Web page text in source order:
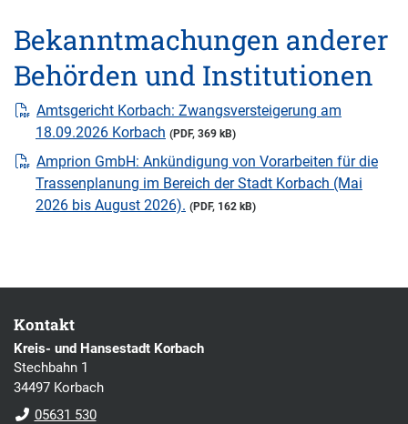
Bekanntmachungen anderer
Behörden und Institutionen
Amtsgericht Korbach: Zwangsversteigerung am
18.09.2026 Korbach (PDF, 369 kB)
Amprion GmbH: Ankündigung von Vorarbeiten für die
Trassenplanung im Bereich der Stadt Korbach (Mai
2026 bis August 2026). (PDF, 162 kB)
Kontakt
Kreis- und Hansestadt Korbach
Stechbahn 1
34497 Korbach
05631 530